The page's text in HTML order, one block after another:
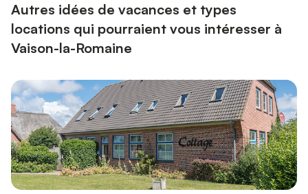
Autres idées de vacances et types
locations qui pourraient vous intéresser à
Vaison-la-Romaine